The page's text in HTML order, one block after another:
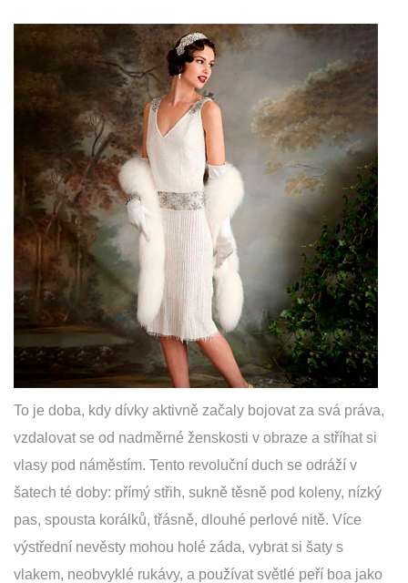
To je doba, kdy dívky aktivně začaly bojovat za svá práva,
vzdalovat se od nadměrné ženskosti v obraze a stříhat si
vlasy pod náměstím. Tento revoluční duch se odráží v
šatech té doby: přímý střih, sukně těsně pod koleny, nízký
pas, spousta korálků, třásně, dlouhé perlové nitě. Více
výstřední nevěsty mohou holé záda, vybrat si šaty s
vlakem, neobvyklé rukávy, a používat světlé peří boa jako